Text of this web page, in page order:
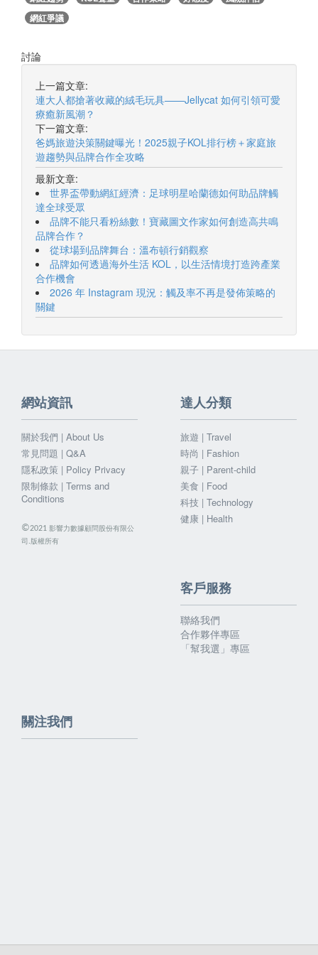
網紅爭議
討論
上一篇文章:
連大人都搶著收藏的絨毛玩具——Jellycat 如何引領可愛
療癒新風潮？
下一篇文章:
爸媽旅遊決策關鍵曝光！2025親子KOL排行榜＋家庭旅
遊趨勢與品牌合作全攻略
最新文章:
世界盃帶動網紅經濟：足球明星哈蘭德如何助品牌觸
達全球受眾
品牌不能只看粉絲數！寶藏圖文作家如何創造高共鳴
品牌合作？
從球場到品牌舞台：溫布頓行銷觀察
品牌如何透過海外生活 KOL，以生活情境打造跨產業
合作機會
2026 年 Instagram 現況：觸及率不再是發佈策略的
關鍵
網站資訊
關於我們 | About Us
常見問題 | Q&A
隱私政策 | Policy Privacy
限制條款 | Terms and
Conditions
©2021 影響力數據顧問股份有限公
司.版權所有
達人分類
旅遊 | Travel
時尚 | Fashion
親子 | Parent-child
美食 | Food
科技 | Technology
健康 | Health
客戶服務
聯絡我們
合作夥伴專區
「幫我選」專區
關注我們